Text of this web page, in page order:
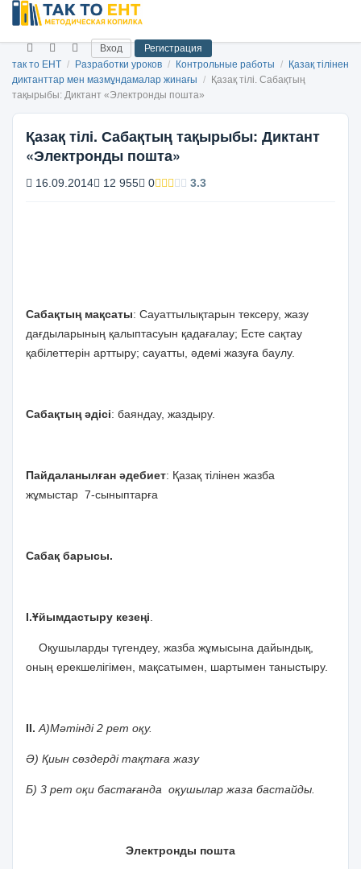
Вход
Регистрация
так то ЕНТ / Разработки уроков / Контрольные работы /
Қазақ тілінен
диктанттар мен мазмұндамалар жинағы /
Қазақ тілі. Сабақтың
тақырыбы: Диктант «Электронды пошта»
Қазақ тілі. Сабақтың тақырыбы: Диктант
«Электронды пошта»
16.09.2014 12 955 0 3.3
Сабақтың мақсаты: Сауаттылықтарын тексеру, жазу
дағдыларының қалыптасуын қадағалау; Есте сақтау
қабілеттерін арттыру; сауатты, әдемі жазуға баулу.
Сабақтың әдісі: баяндау, жаздыру.
Пайдаланылған әдебиет: Қазақ тілінен жазба
жұмыстар 7-сыныптарға
Сабақ барысы.
І.Ұйымдастыру кезеңі
Оқушыларды түгендеу, жазба жұмысына дайындық,
оның ерекшелігімен, мақсатымен, шартымен таныстыру.
ІІ. А)Мәтінді 2 рет оқу.
Ә) Қиын сөздерді тақтаға жазу
Б) 3 рет оқи бастағанда оқушылар жаза бастайды.
Электронды пошта